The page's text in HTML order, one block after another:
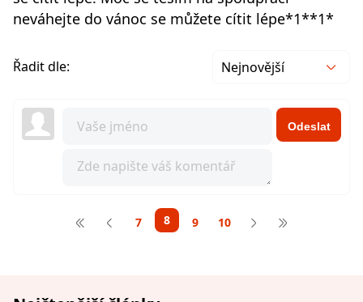
neváhejte do vánoc se můžete cítit lépe*1**1*
Řadit dle: Nejnovější
Odeslat
7 8 9 10